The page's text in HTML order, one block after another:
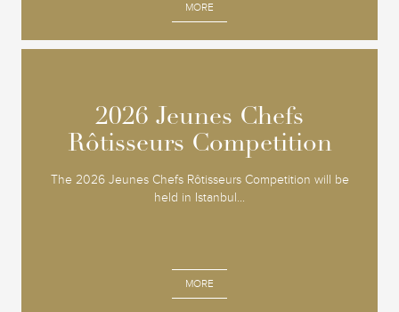
MORE
2026 Jeunes Chefs
Rôtisseurs Competition
The 2026 Jeunes Chefs Rôtisseurs Competition will be
held in Istanbul...
MORE
2026 Jeunes Chefs
Rôtisseurs Competition